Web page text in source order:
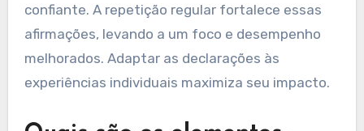
confiante. A repetição regular fortalece essas
afirmações, levando a um foco e desempenho
melhorados. Adaptar as declarações às
experiências individuais maximiza seu impacto.